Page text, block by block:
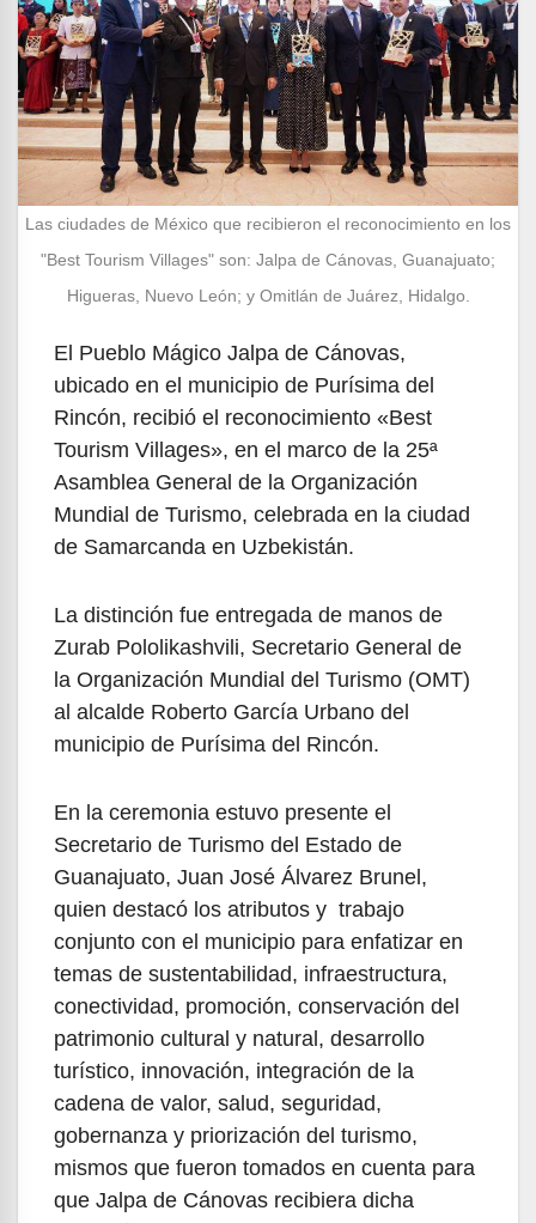
Las ciudades de México que recibieron el reconocimiento en los
"Best Tourism Villages" son: Jalpa de Cánovas, Guanajuato;
Higueras, Nuevo León; y Omitlán de Juárez, Hidalgo.
El Pueblo Mágico Jalpa de Cánovas,
ubicado en el municipio de Purísima del
Rincón, recibió el reconocimiento «Best
Tourism Villages», en el marco de la 25ª
Asamblea General de la Organización
Mundial de Turismo, celebrada en la ciudad
de Samarcanda en Uzbekistán.
La distinción fue entregada de manos de
Zurab Pololikashvili, Secretario General de
la Organización Mundial del Turismo (OMT)
al alcalde Roberto García Urbano del
municipio de Purísima del Rincón.
En la ceremonia estuvo presente el
Secretario de Turismo del Estado de
Guanajuato, Juan José Álvarez Brunel,
quien destacó los atributos y trabajo
conjunto con el municipio para enfatizar en
temas de sustentabilidad, infraestructura,
conectividad, promoción, conservación del
patrimonio cultural y natural, desarrollo
turístico, innovación, integración de la
cadena de valor, salud, seguridad,
gobernanza y priorización del turismo,
mismos que fueron tomados en cuenta para
que Jalpa de Cánovas recibiera dicha